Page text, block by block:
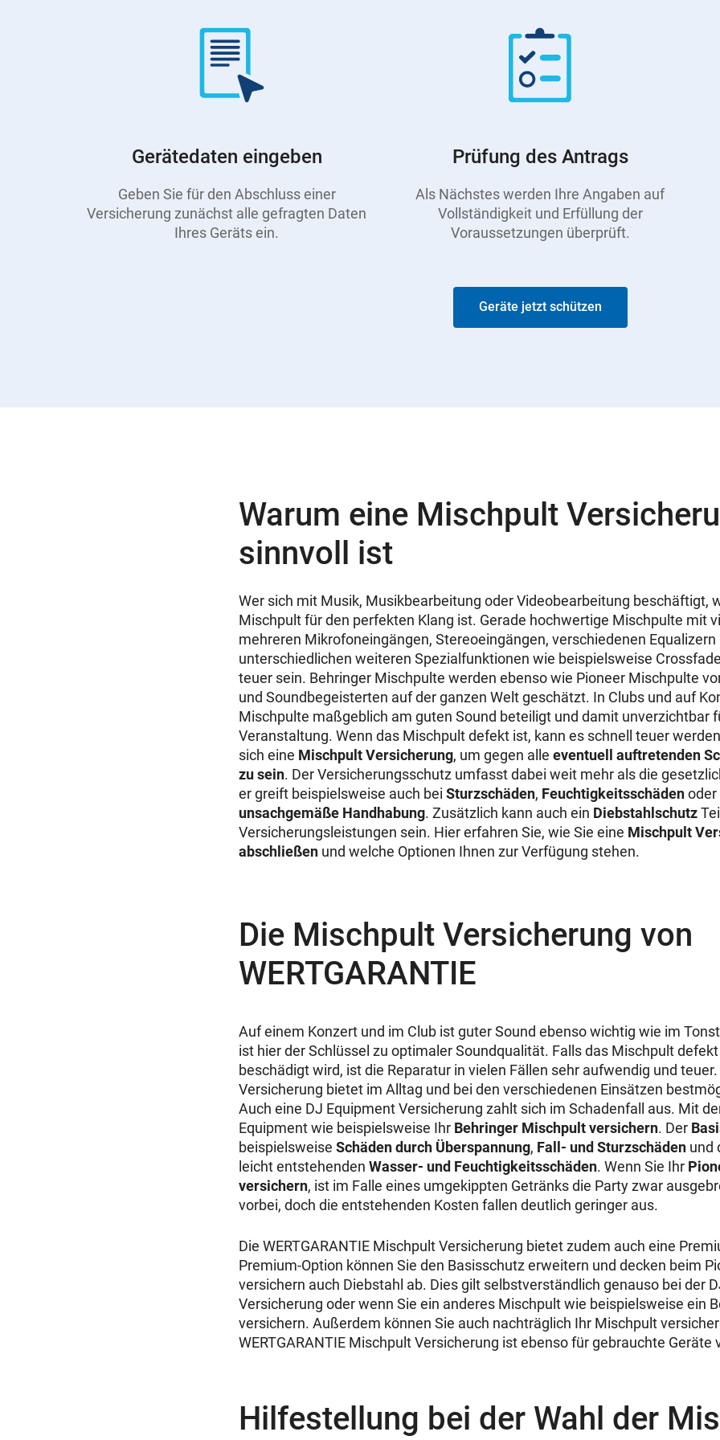
Gerätedaten eingeben
Geben Sie für den Abschluss einer
Versicherung zunächst alle gefragten Daten
Ihres Geräts ein.
Prüfung des Antrags
Als Nächstes werden Ihre Angaben auf
Vollständigkeit und Erfüllung der
Voraussetzungen überprüft.
Geräte jetzt schützen
Warum eine Mischpult
sinnvoll ist
Wer sich mit Musik, Musikbearbeitung oder Videobearbeitung beschäftigt,
Mischpult für den perfekten Klang ist. Gerade hochwertige Mischpulte mit
mehreren Mikrofoneingängen, Stereoeingängen, verschiedenen Equalizern
unterschiedlichen weiteren Spezialfunktionen wie beispielsweise
teuer sein. Behringer Mischpulte werden ebenso wie Pioneer Mischpulte
und Soundbegeisterten auf der ganzen Welt geschätzt. In Clubs und auf
Mischpulte maßgeblich am guten Sound beteiligt und damit unverzichtbar
Veranstaltung. Wenn das Mischpult defekt ist, kann es schnell teuer
sich eine Mischpult Versicherung, um gegen alle eventuell auftretenden
zu sein. Der Versicherungsschutz umfasst dabei weit mehr als die
er greift beispielsweise auch bei Sturzschäden, Feuchtigkeitsschädenoder
unsachgemäße Handhabung. Zusätzlich kann auch ein Diebstahlschutz
Versicherungsleistungen sein. Hier erfahren Sie, wie Sie eine Mischpult
abschließen und welche Optionen Ihnen zur Verfügung stehen.
Die Mischpult Versicherung von
WERTGARANTIE
Auf einem Konzert und im Club ist guter Sound ebenso wichtig wie im
ist hier der Schlüssel zu optimaler Soundqualität. Falls das Mischpult
beschädigt wird, ist die Reparatur in vielen Fällen sehr aufwendig und
Versicherung bietet im Alltag und bei den verschiedenen Einsätzen
Auch eine DJ Equipment Versicherung zahlt sich im Schadenfall aus. Mit
Equipment wie beispielsweise Ihr Behringer Mischpult versichern. Der
beispielsweise Schäden durch Überspannung, Fall- und Sturzschäden und
leicht entstehenden Wasser- und Feuchtigkeitsschäden. Wenn Sie Ihr
versichern, ist im Falle eines umgekippten Getränks die Party zwar
vorbei, doch die entstehenden Kosten fallen deutlich geringer aus.
Die WERTGARANTIE Mischpult Versicherung bietet zudem auch eine
Premium-Option können Sie den Basisschutz erweitern und decken beim
versichern auch Diebstahl ab. Dies gilt selbstverständlich genauso bei der
Versicherung oder wenn Sie ein anderes Mischpult wie beispielsweise ein
versichern. Außerdem können Sie auch nachträglich Ihr Mischpult
WERTGARANTIE Mischpult Versicherung ist ebenso für gebrauchte Geräte
Hilfestellung bei der Wahl der